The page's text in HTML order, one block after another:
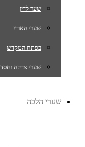
שער לדין
שערי הארץ
בפתח המקדש
שערי צדקה וחסד
שערי הלכה